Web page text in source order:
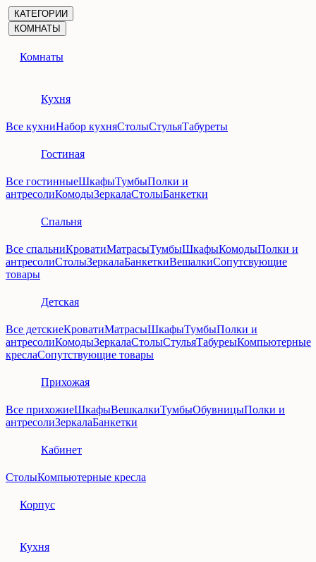
КАТЕГОРИИ
КОМНАТЫ
Комнаты
Кухня
Все кухниНабор кухняСтолыСтульяТабуреты
Гостиная
Все гостинныеШкафыТумбыПолки и
антресолиКомодыЗеркалаСтолыБанкетки
Спальня
Все спальниКроватиМатрасыТумбыШкафыКомодыПолки и
антресолиСтолыЗеркалаБанкеткиВешалкиСопутсвующие
товары
Детская
Все детскиеКроватиМатрасыШкафыТумбыПолки и
антресолиКомодыЗеркалаСтолыСтульяТабуреыКомпьютерные
креслаСопутствующие товары
Прихожая
Все прихожиеШкафыВешкалкиТумбыОбувницыПолки и
антресолиЗеркалаБанкетки
Кабинет
СтолыКомпьютерные кресла
Корпус
Кухня